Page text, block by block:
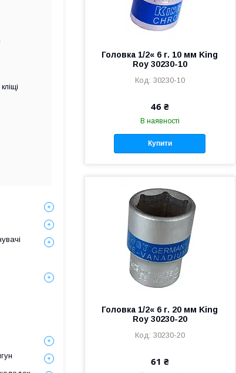
Головка 1/2« 6 г. 10 мм King
Roy 30230-10
30230-10
46 ₴
В наявності
Купити
Головка 1/2« 6 г. 20 мм King
Roy 30230-20
30230-20
61 ₴